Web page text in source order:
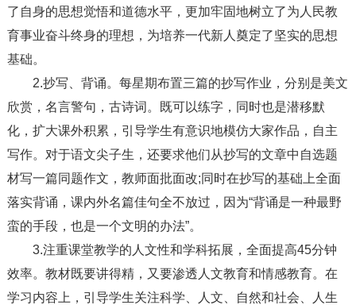
了自身的思想觉悟和道德水平，更加牢固地树立了为人民教
育事业奋斗终身的理想，为培养一代新人奠定了坚实的思想
基础。
2.抄写、背诵。每星期布置三篇的抄写作业，分别是美文
欣赏，名言警句，古诗词。既可以练字，同时也是潜移默
化，扩大课外积累，引导学生有意识地模仿大家作品，自主
写作。对于语文尖子生，还要求他们从抄写的文章中自选题
材写一篇同题作文，教师面批面改;同时在抄写的基础上全面
落实背诵，课内外名篇佳句全不放过，因为“背诵是一种最野
蛮的手段，也是一个文明的办法”。
3.注重课堂教学的人文性和学科拓展，全面提高45分钟
效率。教材既要讲得精，又要渗透人文教育和情感教育。在
学习内容上，引导学生关注科学、人文、自然和社会、人生